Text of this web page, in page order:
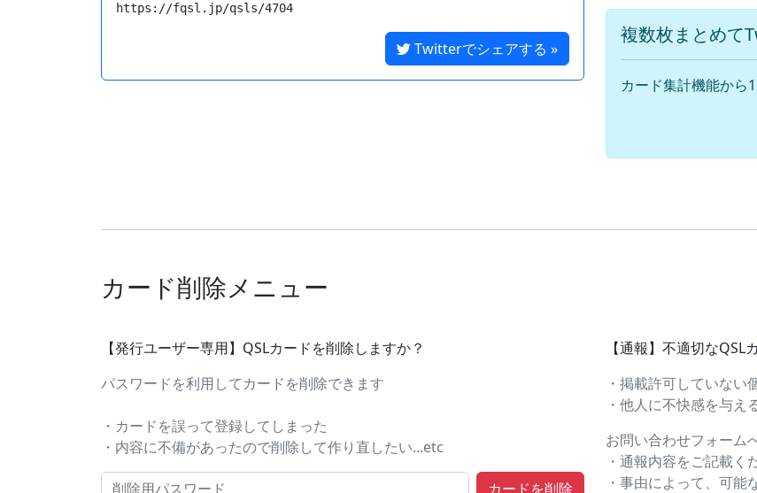
https://fqsl.jp/qsls/4704
Twitterでシェアする »
複数枚まとめて
カード集計機能から
カード削除メニュー
【発行ユーザー専用】QSLカードを削除しますか？
パスワードを利用してカードを削除できます
・カードを誤って登録してしまった
・内容に不備があったので削除して作り直したい...etc
【通報】不適切なQSL
・掲載許可していな
・他人に不快感を与え
お問い合わせフォーム
・通報内容をご記載く
・事由によって、可能